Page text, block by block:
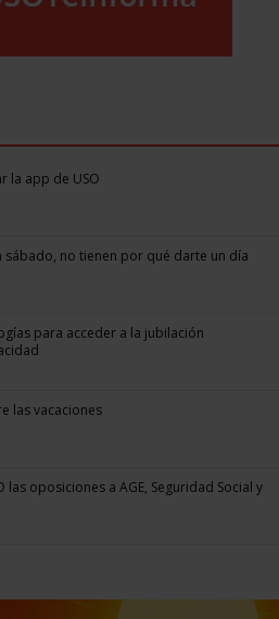
la app de USO
sábado, no tienen por qué darte un día
para acceder a la jubilación
las vacaciones
las oposiciones a AGE, Seguridad Social y